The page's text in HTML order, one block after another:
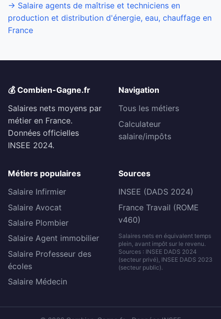
→ Salaire agents de maîtrise et techniciens en
production et distribution d'énergie, eau, chauffage en
France
💰 Combien-Gagne.fr
Salaires nets moyens par
métier en France.
Données officielles
INSEE 2024.
Navigation
Tous les métiers
Calculateur
salaire/impôts
Métiers populaires
Salaire Infirmier
Salaire Avocat
Salaire Plombier
Salaire Agent immobilier
Salaire Professeur des
écoles
Salaire Médecin
Sources
INSEE (DADS 2024)
France Travail (ROME
v460)
Salaires nets en équivalent temps
plein, avant impôt sur le revenu.
Sources : INSEE DADS 2024
(secteur privé), INSEE DADS 2023
(secteur public).